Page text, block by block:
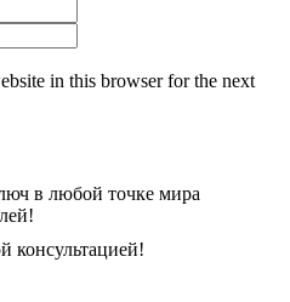
in this browser for the next
в любой точке мира
консультацией!